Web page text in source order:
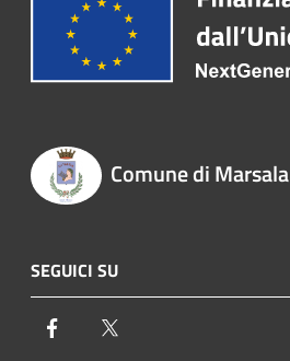
Comune di Marsala
SEGUICI SU
Facebook